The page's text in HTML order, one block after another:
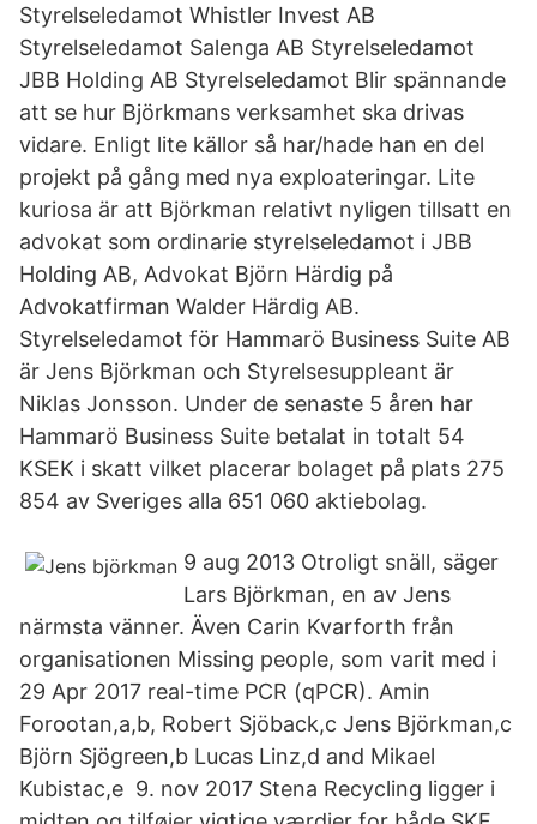
Styrelseledamot Whistler Invest AB
Styrelseledamot Salenga AB Styrelseledamot
JBB Holding AB Styrelseledamot Blir spännande
att se hur Björkmans verksamhet ska drivas
vidare. Enligt lite källor så har/hade han en del
projekt på gång med nya exploateringar. Lite
kuriosa är att Björkman relativt nyligen tillsatt en
advokat som ordinarie styrelseledamot i JBB
Holding AB, Advokat Björn Härdig på
Advokatfirman Walder Härdig AB.
Styrelseledamot för Hammarö Business Suite AB
är Jens Björkman och Styrelsesuppleant är
Niklas Jonsson. Under de senaste 5 åren har
Hammarö Business Suite betalat in totalt 54
KSEK i skatt vilket placerar bolaget på plats 275
854 av Sveriges alla 651 060 aktiebolag.
9 aug 2013 Otroligt snäll, säger
Lars Björkman, en av Jens
närmsta vänner. Även Carin Kvarforth från
organisationen Missing people, som varit med i
29 Apr 2017 real-time PCR (qPCR). Amin
Forootan,a,b, Robert Sjöback,c Jens Björkman,c
Björn Sjögreen,b Lucas Linz,d and Mikael
Kubistac,e 9. nov 2017 Stena Recycling ligger i